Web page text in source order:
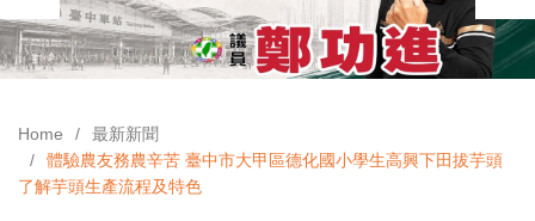
Home
最新新聞
體驗農友務農辛苦 臺中市大甲區德化國小學生高興下田拔芋頭
了解芋頭生產流程及特色